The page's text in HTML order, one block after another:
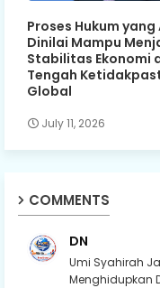
Proses Hukum yang
Dinilai Mampu
Stabilitas Ekonomi
Tengah
Global
July 11, 2026
COMMENTS
DN
Umi Syahirah
Menghidupkan